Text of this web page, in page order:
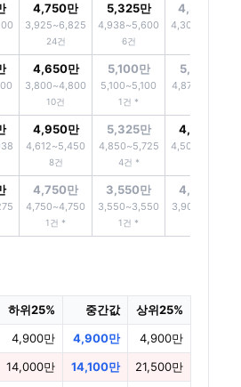
4,750만
3,925~6,825
24건
5,325만
4,938~5,600
6건
4,300만
4,300~4,300
4,650만
3,800~4,800
10건
5,100만
5,100~5,100
1건 *
5,550만
4,875~5,625
4,950만
4,612~5,450
8건
5,325만
4,850~5,725
4건 *
4,500만
4,500~4,950
4,750만
4,750~4,750
1건 *
3,550만
3,550~3,550
1건 *
4,500만
3,900~4,725
하위25% 중간값
상위25%
4,900만 4,900만
4,900만
14,000만 14,100만 21,500만